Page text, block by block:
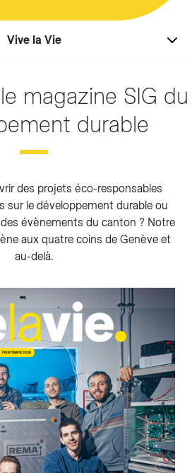
Vive la Vie
magazine SIG du
durable
des projets éco-responsables
sur le développement durable ou
évènements du canton ? Notre
aux quatre coins de Genève et
au-delà.